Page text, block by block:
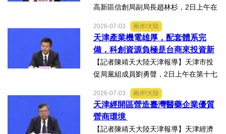
高新區信創局副局長趙林杉，2日上午在
第十七屆津台投資合作洽談會新聞發佈
會上，針對吸引臺商臺企來津發展人工
智能產業方面具備優勢表示，高新區作
為國家自主創新示範區，也...
2026-07-03 兩岸/大陸
天津產業機電雄厚，配套體系完
備，科創資源負極是台商來投資新
業的理想沃土
【記者陳靖天大陸天津報導】天津市投
促局黨組成員劉勇聲，2日上午在第十七
屆津台投資合作洽談會新聞發佈會上回
答記者提問關於天津在產業發展方面有
哪些突出優勢，目前台資企業在天津的
融合情況，未來還有哪些...
2026-07-03 兩岸/大陸
天津經開區營造臺灣醫藥企業優質
營商環境
【記者陳靖天大陸天津報導】天津經濟